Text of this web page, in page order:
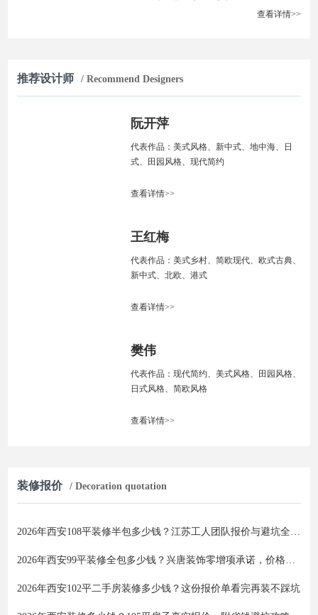
查看详情>>
推荐设计师 / Recommend Designers
阮开萍
代表作品：美式风格、新中式、地中海、日
式、田园风格、现代简约
查看详情>>
王红梅
代表作品：美式乡村、简欧现代、欧式古典、
新中式、北欧、港式
查看详情>>
樊伟
代表作品：现代简约、美式风格、田园风格、
日式风格、简欧风格
查看详情>>
装修报价 / Decoration quotation
2026年西安108平装修半包多少钱？江苏工人团队报价与避坑全攻略
2026年西安99平装修全包多少钱？兴唐装饰零增项承诺，价格透明不踩坑
2026年西安102平二手房装修多少钱？这份报价单看完再装不踩坑